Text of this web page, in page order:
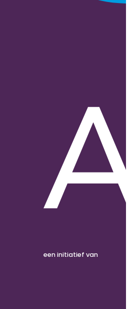
een initiatief van